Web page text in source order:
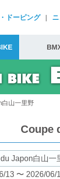
ドーピング |
白山一里野
Coupe
Japon白山一
13 〜 2026/06/